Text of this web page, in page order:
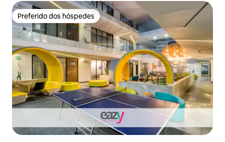
Preferido dos hóspedes
Preferido dos hóspedes